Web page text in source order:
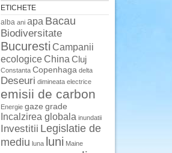
ETICHETE
alba ani apa Bacau
Biodiversitate
Bucuresti Campanii
ecologiceChina Cluj
Constanta Copenhaga delta
Deseuri dimineata electrice
emisii de carbon
Energie gaze grade
Incalzirea globala inundatii
Investitii Legislatie de
mediu luna luni Maine